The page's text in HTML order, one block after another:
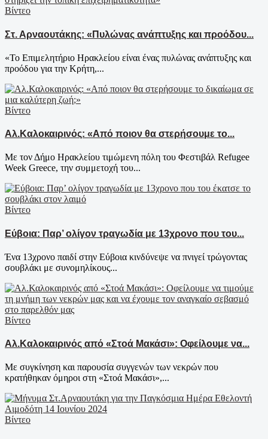
Βίντεο
Στ. Αρναουτάκης: «Πυλώνας ανάπτυξης και προόδου...
«Το Επιμελητήριο Ηρακλείου είναι ένας πυλώνας ανάπτυξης και
προόδου για την Κρήτη,...
Βίντεο
Αλ.Καλοκαιρινός: «Από ποιον θα στερήσουμε το...
Με τον Δήμο Ηρακλείου τιμώμενη πόλη του Φεστιβάλ Refugee
Week Greece, την συμμετοχή του...
Βίντεο
Εύβοια: Παρ’ ολίγον τραγωδία με 13χρονο που του...
Ένα 13χρονο παιδί στην Εύβοια κινδύνεψε να πνιγεί τρώγοντας
σουβλάκι με συνομηλίκους...
Βίντεο
Αλ.Καλοκαιρινός από «Στοά Μακάσι»: Οφείλουμε να...
Με συγκίνηση και παρουσία συγγενών των νεκρών που
κρατήθηκαν όμηροι στη «Στοά Μακάσι»,...
Βίντεο